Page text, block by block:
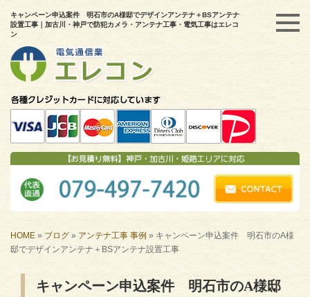
キャンペーン申込案件 明石市のA様邸でデザインアンテナ＋BSアンテナ
設置工事｜加古川・神戸で防犯カメラ・アンテナ工事・電気工事はエレコ
ン
HOME » ブログ » アンテナ工事 事例 » キャンペーン申込案件 明石市のA様
邸でデザインアンテナ＋BSアンテナ設置工事
キャンペーン申込案件 明石市のA様邸